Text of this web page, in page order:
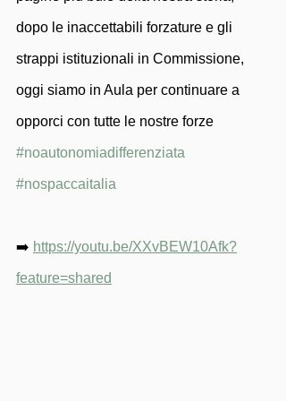
dopo le inaccettabili forzature e gli
strappi istituzionali in Commissione,
oggi siamo in Aula per continuare a
opporci con tutte le nostre forze
#noautonomiadifferenziata
#nospaccaitalia
➡️ https://youtu.be/XXvBEW10Afk?
feature=shared